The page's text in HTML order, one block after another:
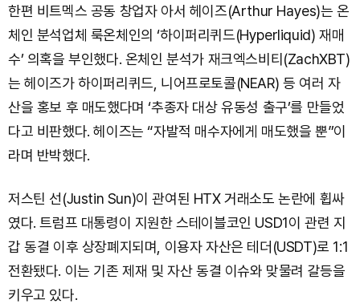
한편 비트멕스 공동 창업자 아서 헤이즈(Arthur Hayes)는 온
체인 분석업체 룩온체인의 ‘하이퍼리퀴드(Hyperliquid) 재매
수’ 의혹을 부인했다. 온체인 분석가 재크엑스비티(ZachXBT)
는 헤이즈가 하이퍼리퀴드, 니어프로토콜(NEAR) 등 여러 자
산을 홍보 후 매도했다며 ‘추종자 대상 유동성 출구’를 만들었
다고 비판했다. 헤이즈는 “자발적 매수자에게 매도했을 뿐”이
라며 반박했다.
저스틴 선(Justin Sun)이 관여된 HTX 거래소도 논란에 휩싸
였다. 트럼프 대통령이 지원한 스테이블코인 USD1이 관련 지
갑 동결 이후 상장폐지되며, 이용자 자산은 테더(USDT)로 1:1
전환됐다. 이는 기존 제재 및 자산 동결 이슈와 맞물려 갈등을
키우고 있다.